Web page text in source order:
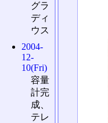
グラ
ディ
ウス
2004-
12-
10(Fri)
容量
計完
成、
テレ